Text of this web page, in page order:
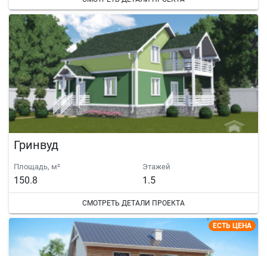
Гринвуд
Площадь, м²
150.8
Этажей
1.5
СМОТРЕТЬ ДЕТАЛИ ПРОЕКТА
ЕСТЬ ЦЕНА